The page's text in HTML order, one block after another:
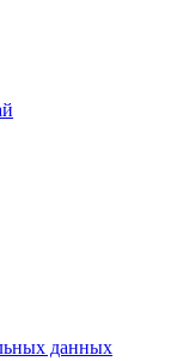
данных